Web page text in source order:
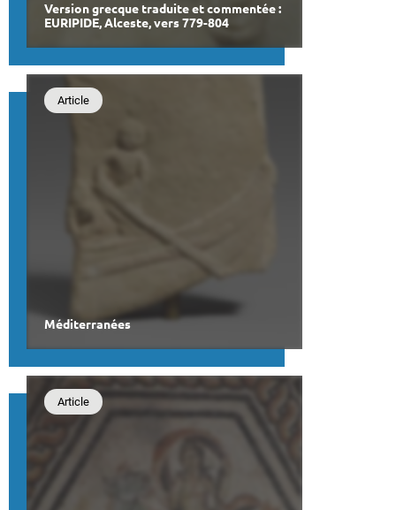
Version grecque traduite et commentée :
EURIPIDE, Alceste, vers 779-804
Méditerranées
Article
Article